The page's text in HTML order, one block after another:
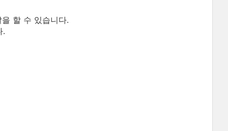
할 수 있습니다.
.